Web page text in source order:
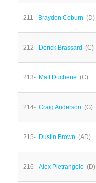
211- Braydon Coburn (D)
212- Derick Brassard (C)
213- Matt Duchene (C)
214- Craig Anderson (G)
215- Dustin Brown (AD)
216- Alex Pietrangelo (D)